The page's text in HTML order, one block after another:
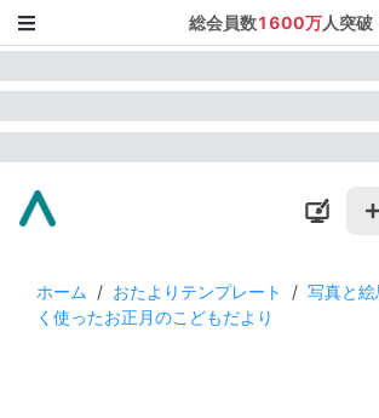
総会員数1600万人突破
ホーム / おたよりテンプレート / 写真と絵
く使ったお正月のこどもだより